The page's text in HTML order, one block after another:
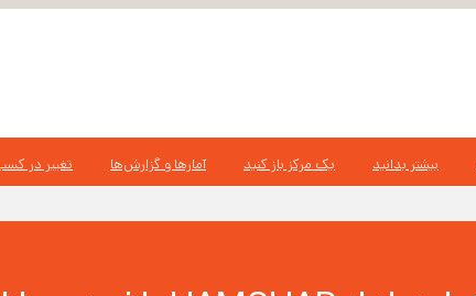
بیشتر بدانید یک مرکز باز کنید آمارها و گزارش‌ها تغییر در